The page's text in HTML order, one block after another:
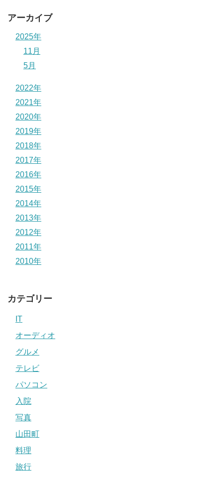
アーカイブ
2025年
11月
5月
2022年
2021年
2020年
2019年
2018年
2017年
2016年
2015年
2014年
2013年
2012年
2011年
2010年
カテゴリー
IT
オーディオ
グルメ
テレビ
パソコン
入院
写真
山田町
料理
旅行